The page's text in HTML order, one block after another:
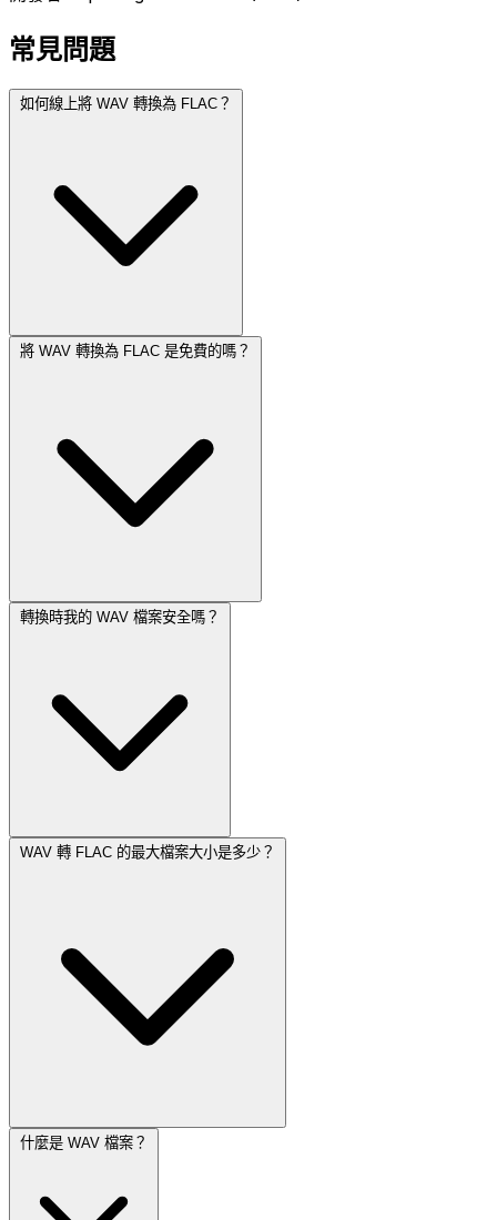
常見問題
如何線上將 WAV 轉換為 FLAC？
將 WAV 轉換為 FLAC 是免費的嗎？
轉換時我的 WAV 檔案安全嗎？
WAV 轉 FLAC 的最大檔案大小是多少？
什麼是 WAV 檔案？